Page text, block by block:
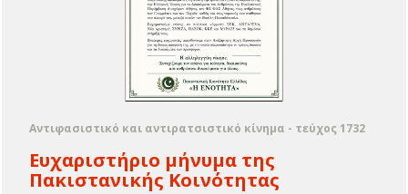
Αντιφασιστικό και αντιρατσιστικό κίνημα - τεύχος 1732
Ευχαριστήριο μήνυμα της
Πακιστανικής Κοινότητας